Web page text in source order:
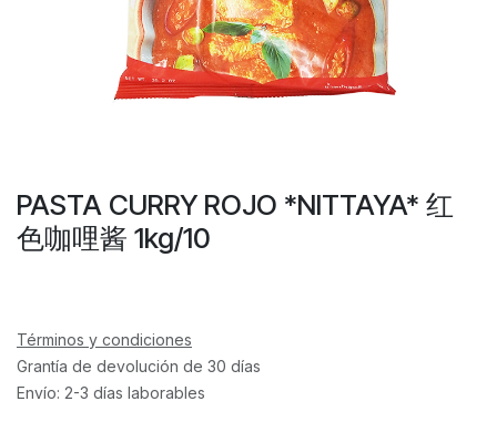
PASTA CURRY ROJO *NITTAYA* 红
色咖哩酱 1kg/10
Términos y condiciones
Grantía de devolución de 30 días
Envío: 2-3 días laborables